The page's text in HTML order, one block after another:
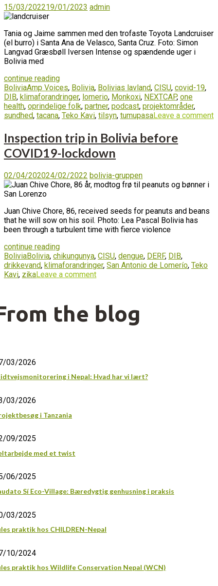
15/03/202219/01/2023 admin
Tania og Jaime sammen med den trofaste Toyota Landcruiser
(el burro) i Santa Ana de Velasco, Santa Cruz. Foto: Simon
Langvad Græsbøll Iversen Intense og spændende uger i
Bolivia med
continue reading
BoliviaAmp Voices, Bolivia, Bolivias lavland, CISU, covid-19,
DIB, klimaforandringer, lomerio, Monkoxi, NEXTCAP, one
health, oprindelige folk, partner, podcast, projektområder,
sundhed, tacana, Teko Kavi, tilsyn, tumupasaLeave a comment
Inspection trip in Bolivia before
COVID19-lockdown
02/04/202024/02/2022 bolivia-gruppen
Juan Chive Chore, 86, received seeds for peanuts and beans
that he will sow on his soil. Photo: Lea Pascal Bolivia has
been through a turbulent time with fierce violence
continue reading
BoliviaBolivia, chikungunya, CISU, dengue, DERF, DIB,
drikkevand, klimaforandringer, San Antonio de Lomerío, Teko
Kavi, zikaLeave a comment
the blog
03/2026
i Nepal: Hvad har vi lært?
03/2026
i Tanzania
09/2025
med et twist
06/2025
Sí Eco-Village: Bæredygtig genhusning i praksis
03/2025
praktik hos CHILDREN-Nepal
10/2024
praktik hos Wildlife Conservation Nepal (WCN)